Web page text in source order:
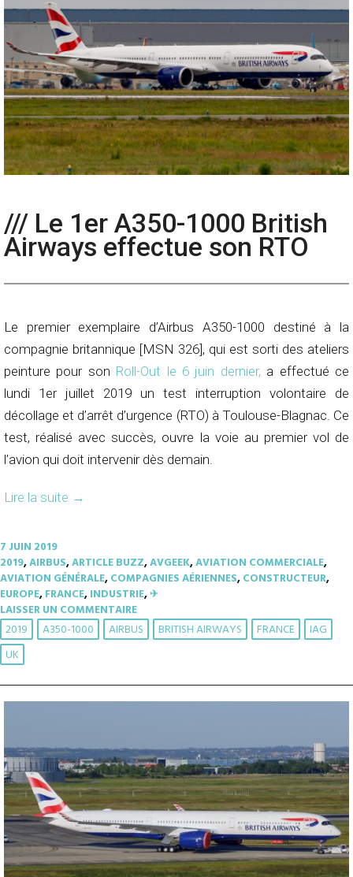
/// Le 1er A350-1000 British
Airways effectue son RTO
Le premier exemplaire d’Airbus A350-1000 destiné à la
compagnie britannique [MSN 326], qui est sorti des ateliers
peinture pour son Roll-Out le 6 juin dernier, a effectué ce
lundi 1er juillet 2019 un test interruption volontaire de
décollage et d’arrêt d’urgence (RTO) à Toulouse-Blagnac. Ce
test, réalisé avec succès, ouvre la voie au premier vol de
l’avion qui doit intervenir dès demain.
Lire la suite →
7 JUIN 2019
2019,AIRBUS,ARTICLE BUZZ,AVGEEK,AVIATION COMMERCIALE,
AVIATION GÉNÉRALE,COMPAGNIES AÉRIENNES,CONSTRUCTEUR,
EUROPE,FRANCE,INDUSTRIE,✈︎
LAISSER UN COMMENTAIRE
2019 A350-1000 AIRBUS BRITISH AIRWAYS FRANCE
IAG
UK